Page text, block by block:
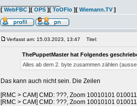
[ WebFBC ][ OPS ][ ToOFlo ][ Wiemann.TV ]
Verfasst am: 15.03.2023, 13:47 Titel:
ThePuppetMaster hat Folgendes
Alles ab dem 2. byte zusammen zählen
Das kann auch nicht sein. Die Zeilen
[RMC > CAM] CMD: ???, Zoom 10010101
[RMC > CAM] CMD: ???, Zoom 10010101